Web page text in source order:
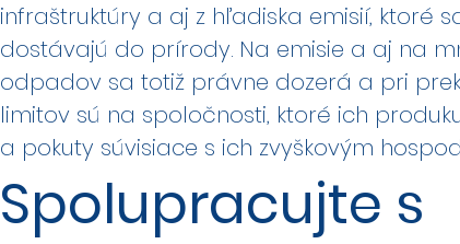
infraštruktúry a aj z hľadiska emisií, ktoré
dostávajú do prírody. Na emisie a aj na
odpadov sa totiž právne dozerá a pri
limitov sú na spoločnosti, ktoré ich
a pokuty súvisiace s ich zvyškovým
Spolupracujte s